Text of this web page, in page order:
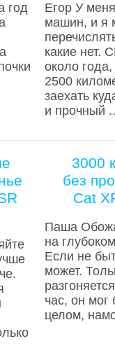
год
Егор У
машин, и я
какие нет.
около
2500
заехать
и прочный
3000
без
Cat
Паша
на
Если не
может.
час, он
целом,